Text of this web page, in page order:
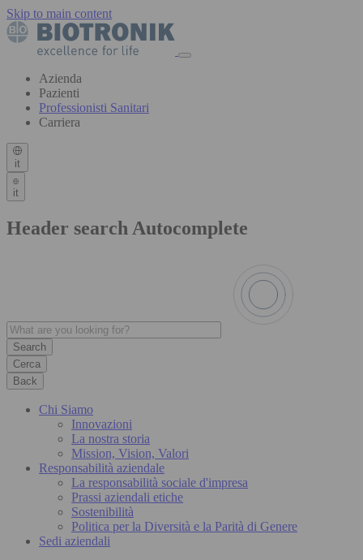
Skip to main content
Azienda
Pazienti
Professionisti Sanitari
Carriera
it
it
Header search Autocomplete
Cerca
Back
Chi Siamo
Innovazioni
La nostra storia
Mission, Vision, Valori
Responsabilità aziendale
La responsabilità sociale d'impresa
Prassi aziendali etiche
Sostenibilità
Politica per la Diversità e la Parità di Genere
Sedi aziendali